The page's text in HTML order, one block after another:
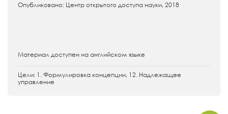
Опубликовано: Центр открытого доступа науки, 2018
Материал доступен на английском языке
Цели։ 1. Формулировка концепции, 12. Надлежащее
управление